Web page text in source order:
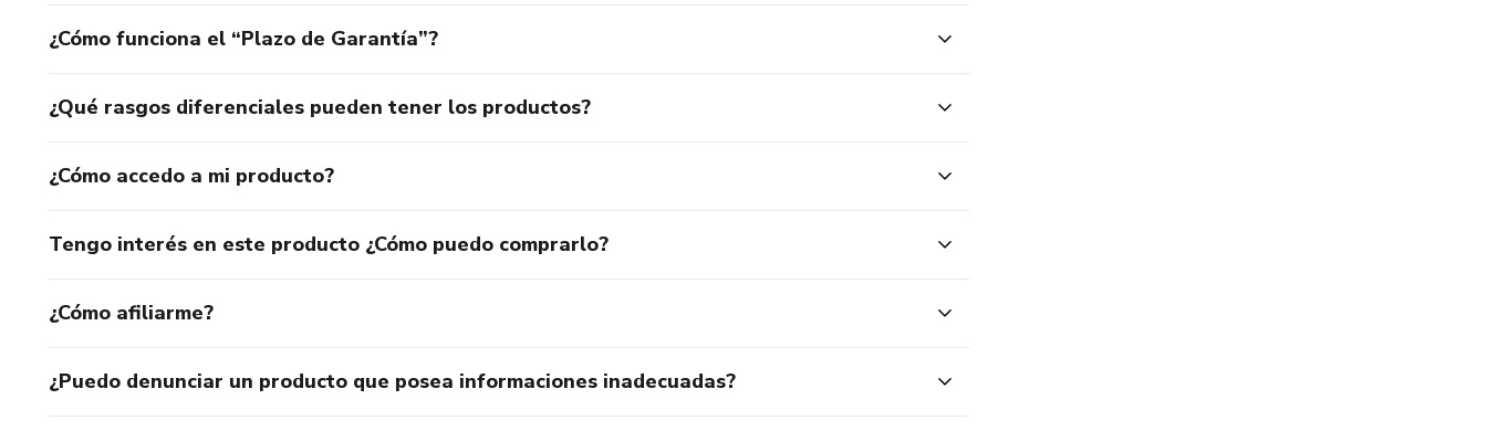
¿Cómo funciona el “Plazo de Garantía”?
¿Qué rasgos diferenciales pueden tener los productos?
¿Cómo accedo a mi producto?
Tengo interés en este producto ¿Cómo puedo comprarlo?
¿Cómo afiliarme?
¿Puedo denunciar un producto que posea informaciones inadecuadas?